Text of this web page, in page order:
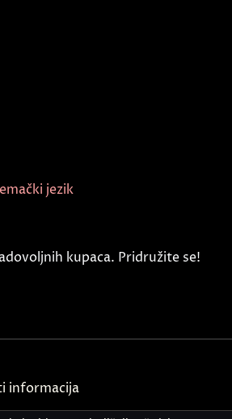
jezik
kupaca. Pridružite se!
informacija